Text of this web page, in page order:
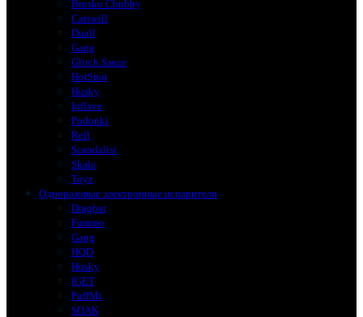
Brusko Chubby
Catswill
Duall
Gang
Glitch Sauce
HotSpot
Husky
Inflave
Podonki
Rell
Scandalist
Skala
Toyz
Одноразовые электронные испарители
Dragbar
Fummo
Gang
HQD
Husky
IGET
PuffMi
SOAK